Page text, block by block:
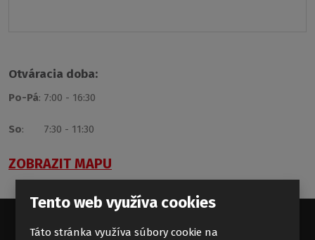
Otváracia doba:
Po-Pá: 7:00 - 16:30
So: 7:30 - 11:30
ZOBRAZIT MAPU
Tento web využíva cookies
Táto stránka využíva súbory cookie na